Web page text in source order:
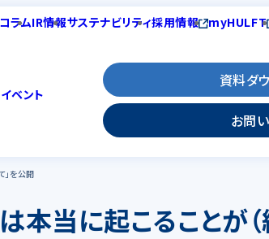
コラムIR情報サステナビリティ採用情報 myHULFT
ベント
資料ダ
お問
を公開
本当に起こることが（